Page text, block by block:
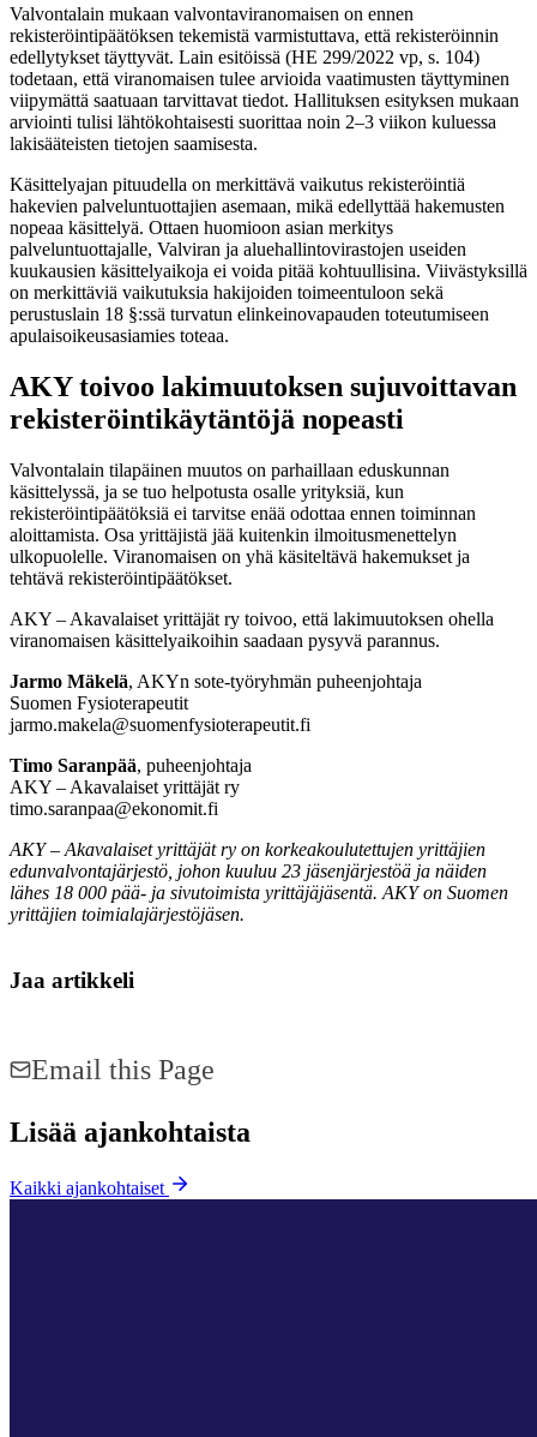
Valvontalain mukaan valvontaviranomaisen on ennen
rekisteröintipäätöksen tekemistä varmistuttava, että rekisteröinnin
edellytykset täyttyvät. Lain esitöissä (HE 299/2022 vp, s. 104)
todetaan, että viranomaisen tulee arvioida vaatimusten täyttyminen
viipymättä saatuaan tarvittavat tiedot. Hallituksen esityksen mukaan
arviointi tulisi lähtökohtaisesti suorittaa noin 2–3 viikon kuluessa
lakisääteisten tietojen saamisesta.
Käsittelyajan pituudella on merkittävä vaikutus rekisteröintiä
hakevien palveluntuottajien asemaan, mikä edellyttää hakemusten
nopeaa käsittelyä. Ottaen huomioon asian merkitys
palveluntuottajalle, Valviran ja aluehallintovirastojen useiden
kuukausien käsittelyaikoja ei voida pitää kohtuullisina. Viivästyksillä
on merkittäviä vaikutuksia hakijoiden toimeentuloon sekä
perustuslain 18 §:ssä turvatun elinkeinovapauden toteutumiseen
apulaisoikeusasiamies toteaa.
AKY toivoo lakimuutoksen sujuvoittavan
rekisteröintikäytäntöjä nopeasti
Valvontalain tilapäinen muutos on parhaillaan eduskunnan
käsittelyssä, ja se tuo helpotusta osalle yrityksiä, kun
rekisteröintipäätöksiä ei tarvitse enää odottaa ennen toiminnan
aloittamista. Osa yrittäjistä jää kuitenkin ilmoitusmenettelyn
ulkopuolelle. Viranomaisen on yhä käsiteltävä hakemukset ja
tehtävä rekisteröintipäätökset.
AKY – Akavalaiset yrittäjät ry toivoo, että lakimuutoksen ohella
viranomaisen käsittelyaikoihin saadaan pysyvä parannus.
Jarmo Mäkelä, AKYn sote-työryhmän puheenjohtaja
Suomen Fysioterapeutit
jarmo.makela@suomenfysioterapeutit.fi
Timo Saranpää, puheenjohtaja
AKY – Akavalaiset yrittäjät ry
timo.saranpaa@ekonomit.fi
AKY – Akavalaiset yrittäjät ry on korkeakoulutettujen yrittäjien
edunvalvontajärjestö, johon kuuluu 23 jäsenjärjestöä ja näiden
lähes 18 000 pää- ja sivutoimista yrittäjäjäsentä. AKY on Suomen
yrittäjien toimialajärjestöjäsen.
Jaa artikkeli
Email this Page
Lisää ajankohtaista
Kaikki ajankohtaiset